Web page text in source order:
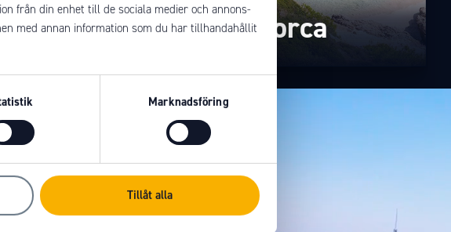
från din enhet till de sociala medier och annons-
med annan information som du har tillhandahållit
Marknadsföring
Tillåt alla
Mallorca